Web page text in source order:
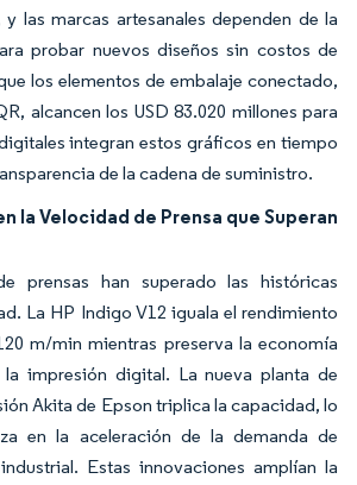
las marcas artesanales dependen de la
probar nuevos diseños sin costos de
los elementos de embalaje conectado,
alcancen los USD 83.020 millones para
integran estos gráficos en tiempo
de la cadena de suministro.
la Velocidad de Prensa que Superan
prensas han superado las históricas
La HP Indigo V12 iguala el rendimiento
m/min mientras preserva la economía
impresión digital. La nueva planta de
Akita de Epson triplica la capacidad, lo
en la aceleración de la demanda de
Estas innovaciones amplían la